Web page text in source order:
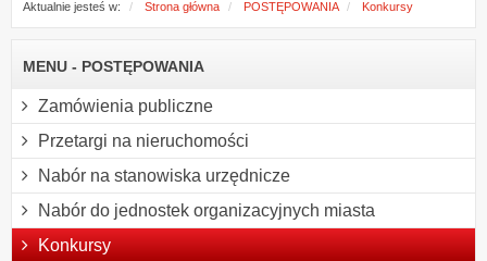
Aktualnie jesteś w: Strona główna POSTĘPOWANIA Konkursy
MENU - POSTĘPOWANIA
Zamówienia publiczne
Przetargi na nieruchomości
Nabór na stanowiska urzędnicze
Nabór do jednostek organizacyjnych miasta
Konkursy